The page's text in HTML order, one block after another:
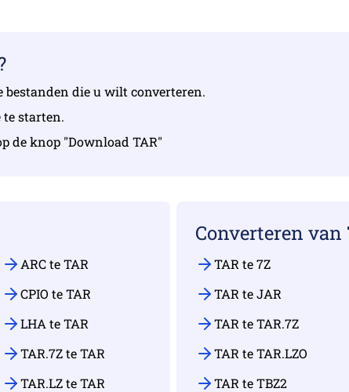
bestanden die u wilt converteren.
te starten.
de knop "Download TAR"
ARC te TAR
CPIO te TAR
LHA te TAR
TAR.7Z te TAR
TAR.LZ te TAR
Converteren van
TAR te 7Z
TAR te JAR
TAR te TAR.7Z
TAR te TAR.LZO
TAR te TBZ2